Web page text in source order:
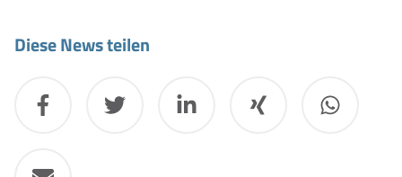
Diese News teilen